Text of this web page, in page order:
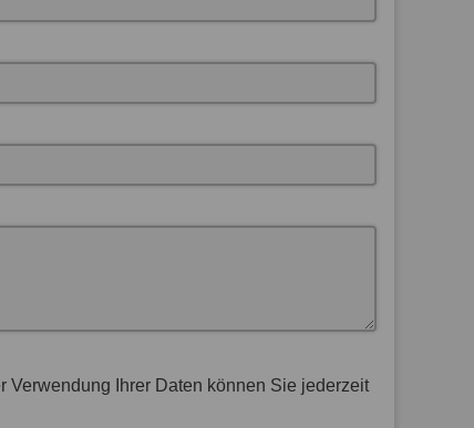
Verwendung Ihrer Daten können Sie jederzeit